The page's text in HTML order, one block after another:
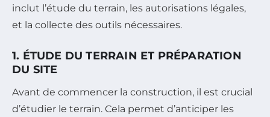
inclut l’étude du terrain, les autorisations légales,
et la collecte des outils nécessaires.
1. ÉTUDE DU TERRAIN ET PRÉPARATION
DU SITE
Avant de commencer la construction, il est crucial
d’étudier le terrain. Cela permet d’anticiper les